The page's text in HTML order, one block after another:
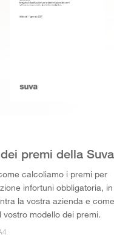
premi della
calcoliamo i premi per
infortuni obbligatoria,
la vostra azienda e
vostro modello dei premi.